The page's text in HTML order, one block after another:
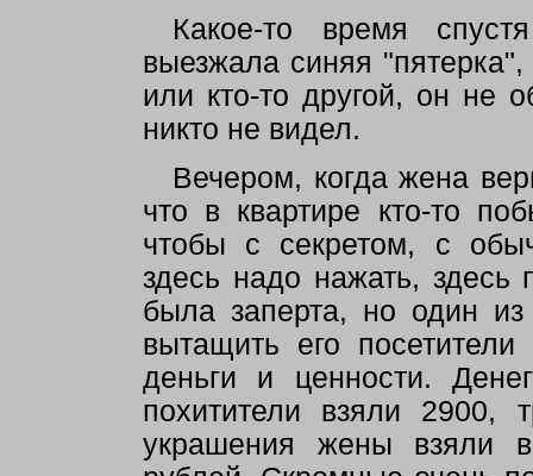
Какое-то время
выезжала синяя
или кто-то другой, он не
никто не видел.
Вечером, когда жена
что в квартире кто-то
чтобы с секретом, с
здесь надо нажать, здесь
была заперта, но один
вытащить его
деньги и ценности.
похитители взяли 2900,
украшения жены взяли